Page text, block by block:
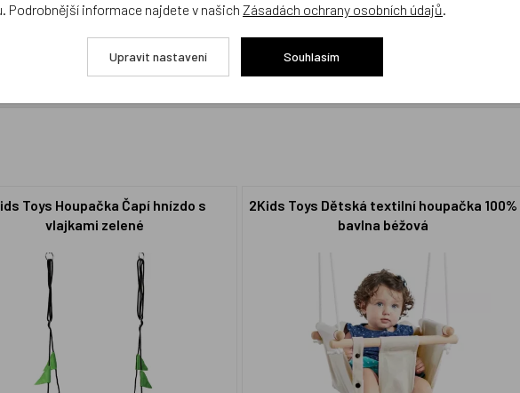
hodnocení,buďte první, kdo produkt ohodnotí!
Toys Houpačka Čapí hnízdo s
vlajkami zelené
2Kids Toys Dětská textilní houpačka 100%
bavlna béžová
Podrobnější informace najdete v našich Zásadách ochrany osobních údajů.
Upravit nastavení Souhlasím